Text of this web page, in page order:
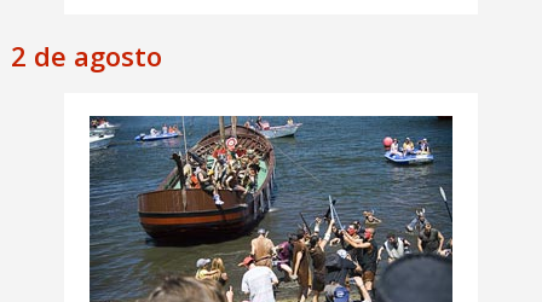
2 de agosto